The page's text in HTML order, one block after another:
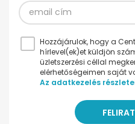
Hozzájárulok, hogy a
hírlevel(ek)et küldjön
üzletszerzési céllal
elérhetőségeimen saját
Az adatkezelés